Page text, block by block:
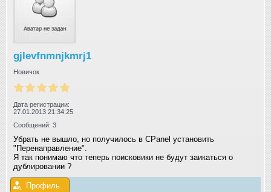
gjlevfnmnjkmrj1
Новичок
Дата регистрации:
27.01.2013 21:34:25
Сообщений: 3
Убрать не вышло, но получилось в СPanel установить
"Перенаправление".
Я так понимаю что теперь поисковики не будут заикаться о
дублировании ?
Профиль